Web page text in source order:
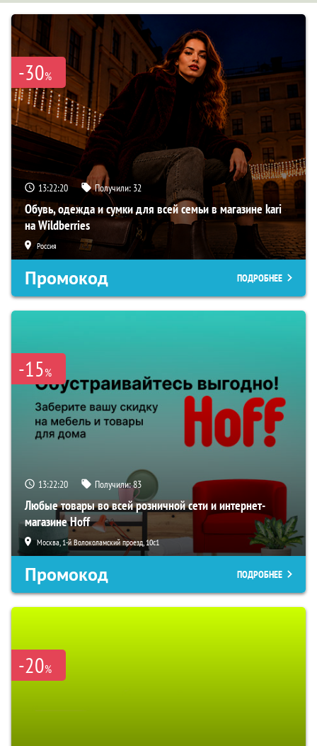
-30%
13:22:19 Получили: 32
Обувь, одежда и сумки для всей семьи в магазине kari
на Wildberries
Россия
Промокод ПОДРОБНЕЕ
-15%
13:22:19 Получили:83
Любые товары во всей розничной сети и интернет-
магазине Hoff
Москва, 1-й Волоколамский проезд, 10с1
Промокод ПОДРОБНЕЕ
-20%